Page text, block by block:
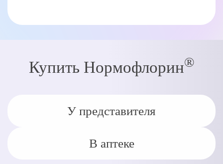
Купить Нормофлорин®
У представителя
В аптеке